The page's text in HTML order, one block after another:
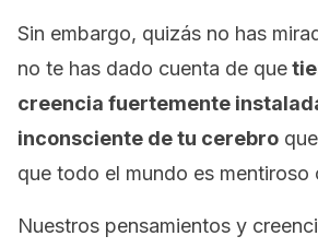
Sin embargo, quizás no has
no te has dado cuenta de que
creencia fuertemente
inconsciente de tu cerebro
que todo el mundo es mentiroso
Nuestros pensamientos y